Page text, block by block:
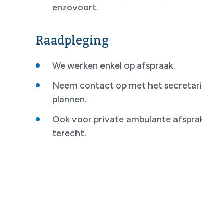
enzovoort.
Raadpleging
We werken enkel op afspraak.
Neem contact op met het
plannen.
Ook voor private ambulante
terecht.